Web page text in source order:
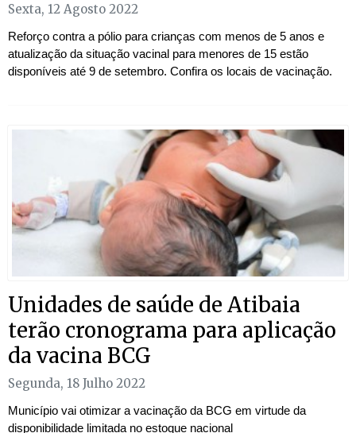
Sexta, 12 Agosto 2022
Reforço contra a pólio para crianças com menos de 5 anos e
atualização da situação vacinal para menores de 15 estão
disponíveis até 9 de setembro. Confira os locais de vacinação.
Unidades de saúde de Atibaia
terão cronograma para aplicação
da vacina BCG
Segunda, 18 Julho 2022
Município vai otimizar a vacinação da BCG em virtude da
disponibilidade limitada no estoque nacional